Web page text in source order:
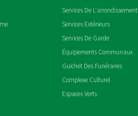
Services De L'arrondissement
Services Extérieurs
Services De Garde
Équipements Communaux
Guichet Des Funéraires
Complexe Culturel
Espaces Verts